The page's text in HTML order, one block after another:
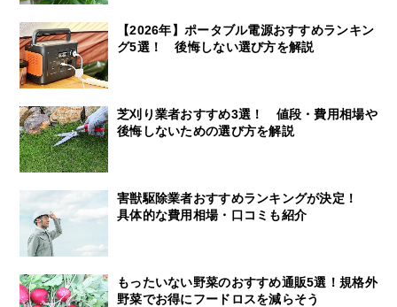
【2026年】ポータブル電源おすすめランキン
グ5選！ 後悔しない選び方を解説
芝刈り業者おすすめ3選！ 値段・費用相場や
後悔しないための選び方を解説
害獣駆除業者おすすめランキングが決定！
具体的な費用相場・口コミも紹介
もったいない野菜のおすすめ通販5選！規格外
野菜でお得にフードロスを減らそう